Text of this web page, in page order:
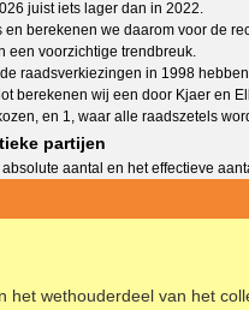
juist iets lager dan in 2022.
berekenen we daarom voor
een voorzichtige trendbreuk.
raadsverkiezingen in 1998
berekenen wij een door Kjaer
en 1, waar alle raadszetels
partijen
aantal en het effectieve
wethouderdeel van het